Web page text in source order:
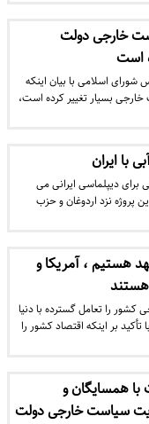
خارجی دولت
است
شورای اسلامی با بیان اینکه
بسیار تغییر کرده است،
با ایران
برای دیپلماسی ایرانی می
پروژه نزد اردوغان و حزب
هستیم ، آمریکا و
هستند
را تعامل گسترده با دنیا
بر اینکه اقتصاد کشور را
همسایگان و
سیاست خارجی دولت